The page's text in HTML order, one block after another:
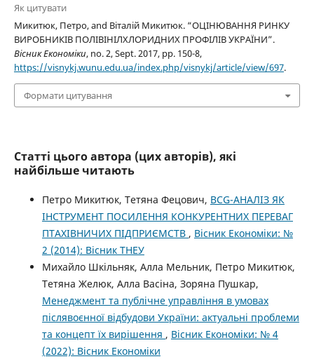
Як цитувати
Микитюк, Петро, and Віталій Микитюк. “ОЦІНЮВАННЯ РИНКУ
ВИРОБНИКІВ ПОЛІВІНІЛХЛОРИДНИХ ПРОФІЛІВ УКРАЇНИ”.
Вісник Економіки, no. 2, Sept. 2017, pp. 150-8,
https://visnykj.wunu.edu.ua/index.php/visnykj/article/view/697.
Формати цитування
Статті цього автора (цих авторів), які
найбільше читають
Петро Микитюк, Тетяна Фецович, BCG-АНАЛІЗ ЯК
ІНСТРУМЕНТ ПОСИЛЕННЯ КОНКУРЕНТНИХ ПЕРЕВАГ
ПТАХІВНИЧИХ ПІДПРИЄМСТВ , Вісник Економіки: №
2 (2014): Вісник ТНЕУ
Михайло Шкільняк, Алла Мельник, Петро Микитюк,
Тетяна Желюк, Алла Васіна, Зоряна Пушкар,
Менеджмент та публічне управління в умовах
післявоєнної відбудови України: актуальні проблеми
та концепт їх вирішення , Вісник Економіки: № 4
(2022): Вісник Економіки